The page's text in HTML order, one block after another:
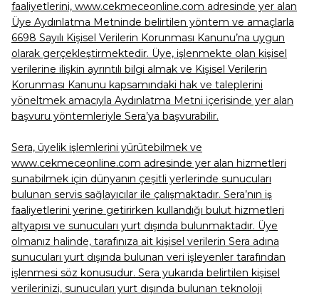
faaliyetlerini, www.cekmeceonline.com adresinde yer alan
Üye Aydınlatma Metninde belirtilen yöntem ve amaçlarla
6698 Sayılı Kişisel Verilerin Korunması Kanunu’na uygun
olarak gerçekleştirmektedir. Üye, işlenmekte olan kişisel
verilerine ilişkin ayrıntılı bilgi almak ve Kişisel Verilerin
Korunması Kanunu kapsamındaki hak ve taleplerini
yöneltmek amacıyla Aydınlatma Metni içerisinde yer alan
başvuru yöntemleriyle Sera’ya başvurabilir.
Sera, üyelik işlemlerini yürütebilmek ve
www.cekmeceonline.com adresinde yer alan hizmetleri
sunabilmek için dünyanın çeşitli yerlerinde sunucuları
bulunan servis sağlayıcılar ile çalışmaktadır. Sera’nın iş
faaliyetlerini yerine getirirken kullandığı bulut hizmetleri
altyapısı ve sunucuları yurt dışında bulunmaktadır. Üye
olmanız halinde, tarafınıza ait kişisel verilerin Sera adına
sunucuları yurt dışında bulunan veri işleyenler tarafından
işlenmesi söz konusudur. Sera yukarıda belirtilen kişisel
verilerinizi, sunucuları yurt dışında bulunan teknoloji